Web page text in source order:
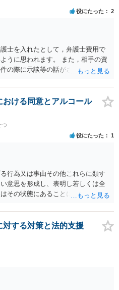
役にたった 2
士を入れたとして，弁護士費用で
うに思われます。 また，相手の資
の際に示談等の話がされなかった
ける同意とアルコール
つ
役にたった 1
行為又は事由その他これらに類す
意思を形成し、表明し若しくは全
その状態にあることに乗じて、性
あってわいせつなもの（以下この
等」という。）をした者は、婚姻
の有期拘禁刑に処する。 第176条 1
らに類する行為又は事由により、
しくは全うすることが困難な状態
じて、わいせつな行為をした者
6月以上10年以下の拘禁刑に処す
取させること又はそれらの影響が
する対策と法的支援